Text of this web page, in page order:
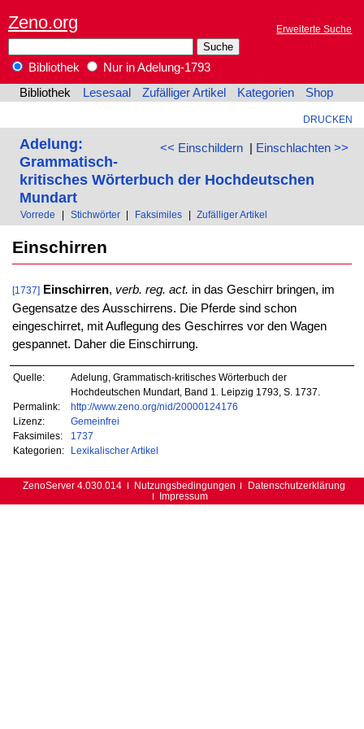
Zeno.org Erweiterte Suche
Bibliothek
Nur in Adelung-1793
Bibliothek
Lesesaal Zufälliger Artikel Kategorien Shop
DRUCKEN
<< Einschildern| Einschlachten >>
Adelung:
Grammatisch-
kritisches Wörterbuch der Hochdeutschen
Mundart
Vorrede Stichwörter Faksimiles Zufälliger Artikel
Einschirren
[1737] Einschirren, verb. reg. act. in das Geschirr bringen, im
Gegensatze des Ausschirrens. Die Pferde sind schon
eingeschirret, mit Auflegung des Geschirres vor den Wagen
gespannet. Daher die Einschirrung.
Quelle:
Adelung, Grammatisch-kritisches Wörterbuch der
Hochdeutschen Mundart, Band 1. Leipzig 1793, S. 1737.
Permalink:
http://www.zeno.org/nid/20000124176
Lizenz:
Gemeinfrei
Faksimiles:
1737
Kategorien:
Lexikalischer Artikel
ZenoServer 4.030.014 Nutzungsbedingungen
Datenschutzerklärung
Impressum